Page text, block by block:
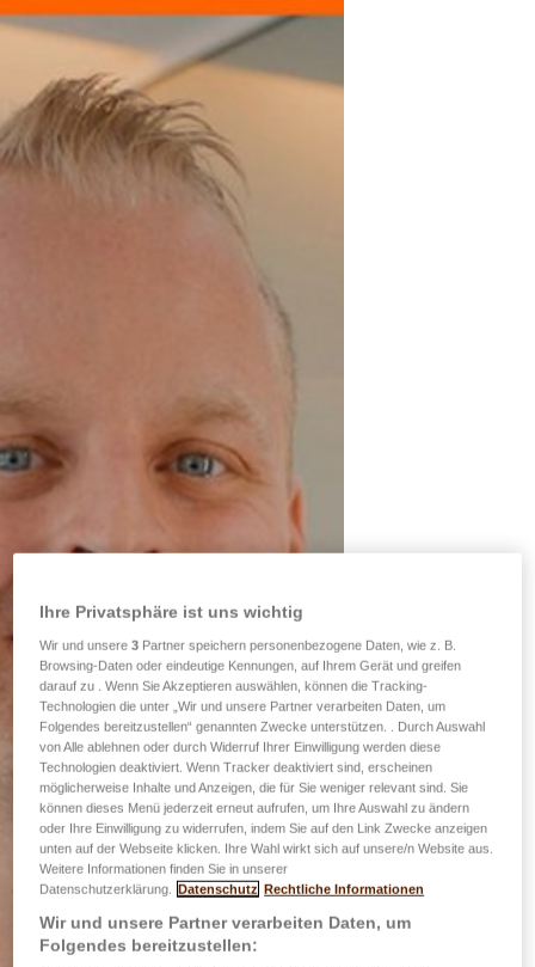
Ihre Privatsphäre ist uns wichtig
Wir und unsere3 Partner speichern personenbezogene Daten, wie z. B.
Browsing-Daten oder eindeutige Kennungen, auf Ihrem Gerät und greifen
darauf zu . Wenn Sie Akzeptieren auswählen, können die Tracking-
Technologien die unter „Wir und unsere Partner verarbeiten Daten, um
Folgendes bereitzustellen“ genannten Zwecke unterstützen. . Durch Auswahl
von Alle ablehnen oder durch Widerruf Ihrer Einwilligung werden diese
Technologien deaktiviert. Wenn Tracker deaktiviert sind, erscheinen
möglicherweise Inhalte und Anzeigen, die für Sie weniger relevant sind. Sie
können dieses Menü jederzeit erneut aufrufen, um Ihre Auswahl zu ändern
oder Ihre Einwilligung zu widerrufen, indem Sie auf den Link Zwecke anzeigen
unten auf der Webseite klicken. Ihre Wahl wirkt sich auf unsere/n Website aus.
Weitere Informationen finden Sie in unserer
Datenschutzerklärung.
Datenschutz Rechtliche Informationen
Wir und unsere Partner verarbeiten Daten, um
Folgendes bereitzustellen: